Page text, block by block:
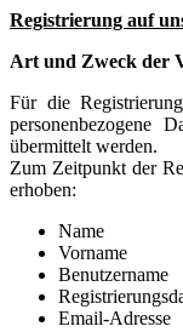
Registrierung auf
Art und Zweck der
Für die
personenbezogene
übermittelt werden.
Zum Zeitpunkt der
erhoben:
Name
Vorname
Benutzername
Email-Adresse